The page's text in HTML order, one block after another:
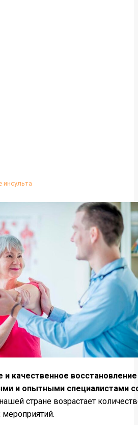
инсульта
и качественное
и опытными специалистами
стране возрастает